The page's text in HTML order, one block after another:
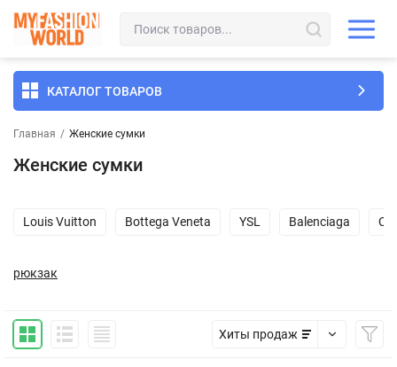
КАТАЛОГ ТОВАРОВ
Главная / Женские сумки
Женские сумки
Louis Vuitton Bottega Veneta YSL Balenciaga
рюкзак
Хиты продаж